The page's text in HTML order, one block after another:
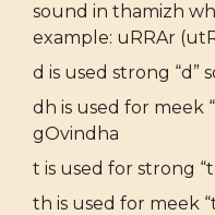
sound in thamizh
example: uRRAr
d is used strong “d”
dh is used for meek
gOvindha
t is used for strong
th is used for meek